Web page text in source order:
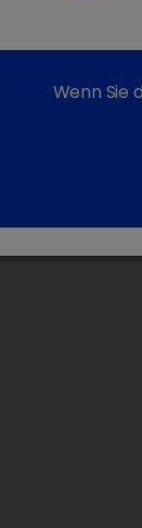
Wenn Sie